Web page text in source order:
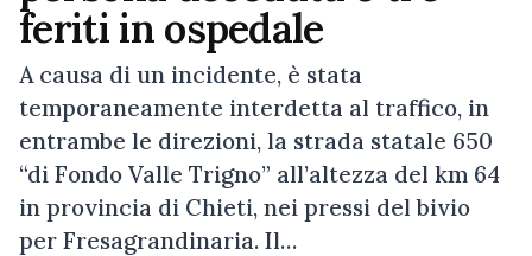
feriti in ospedale
A causa di un incidente, è stata
temporaneamente interdetta al traffico, in
entrambe le direzioni, la strada statale 650
“di Fondo Valle Trigno” all’altezza del km 64
in provincia di Chieti, nei pressi del bivio
per Fresagrandinaria. Il…